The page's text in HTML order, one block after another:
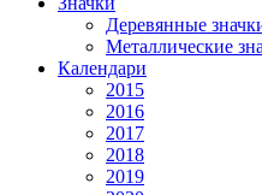
Деревянные
Металлические
Календари
2015
2016
2017
2018
2019